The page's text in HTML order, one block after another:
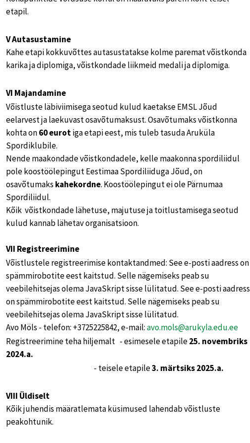
etapil.
V Autasustamine
Kahe etapi kokkuvõttes autasustatakse kolme paremat võistkonda
karika ja diplomiga, võistkondade liikmeid medali ja diplomiga.
VI Majandamine
Võistluste läbiviimisega seotud kulud kaetakse EMSL Jõud
eelarvest ja laekuvast osavõtumaksust. Osavõtumaks võistkonna
kohta on60 eurotiga etapi eest, mis tuleb tasuda Aruküla
Spordiklubile.
Nende maakondade võistkondadele, kelle maakonna spordiliidul
pole koostöölepingut Eestimaa Spordiliiduga Jõud, on
osavõtumaks kahekordne. Koostöölepingut ei ole Pärnumaa
Spordiliidul.
Kõik võistkondade lähetuse, majutuse ja toitlustamisega seotud
kulud kannab lähetav organisatsioon.
VII Registreerimine
Võistlustele registreerimise kontaktandmed: See e-posti aadress on
spämmirobotite eest kaitstud. Selle nägemiseks peab su
veebilehitsejas olema JavaSkript sisse lülitatud. See e-posti aadress
on spämmirobotite eest kaitstud. Selle nägemiseks peab su
veebilehitsejas olema JavaSkript sisse lülitatud.
Avo Möls - telefon: +3725225842, e-mail:avo.mols@arukyla.edu.ee
Registreerimine teha hiljemalt - esimesele etapile25. novembriks
2024.a.
- teisele etapile3. märtsiks 2025.a.
VIII Üldiselt
Kõik juhendis määratlemata küsimused lahendab võistluste
peakohtunik.